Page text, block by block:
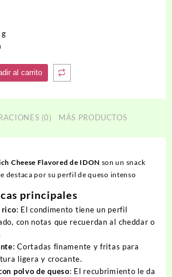
al carrito
(0) MÁS PRODUCTOS
Cheese Flavored de IDON son un snack
destaca por su perfil de queso intenso
principales
rico: El condimento tiene un perfil
con notas que recuerdan al cheddar o
: Cortadas finamente y fritas para
ligera y crocante.
polvo de queso: El recubrimiento le da